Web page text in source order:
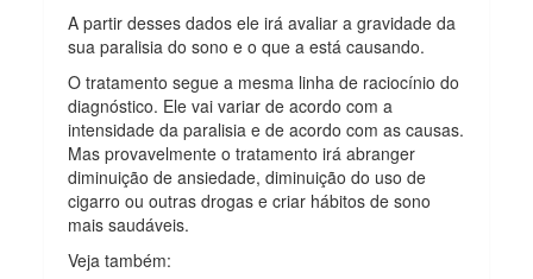
A partir desses dados ele irá avaliar a gravidade da
sua paralisia do sono e o que a está causando.
O tratamento segue a mesma linha de raciocínio do
diagnóstico. Ele vai variar de acordo com a
intensidade da paralisia e de acordo com as causas.
Mas provavelmente o tratamento irá abranger
diminuição de ansiedade, diminuição do uso de
cigarro ou outras drogas e criar hábitos de sono
mais saudáveis.
Veja também: